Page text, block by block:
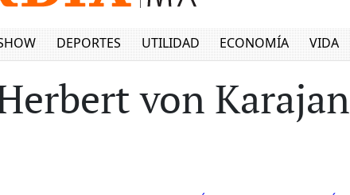
DEPORTES UTILIDAD ECONOMÍA VIDA
von Karajan